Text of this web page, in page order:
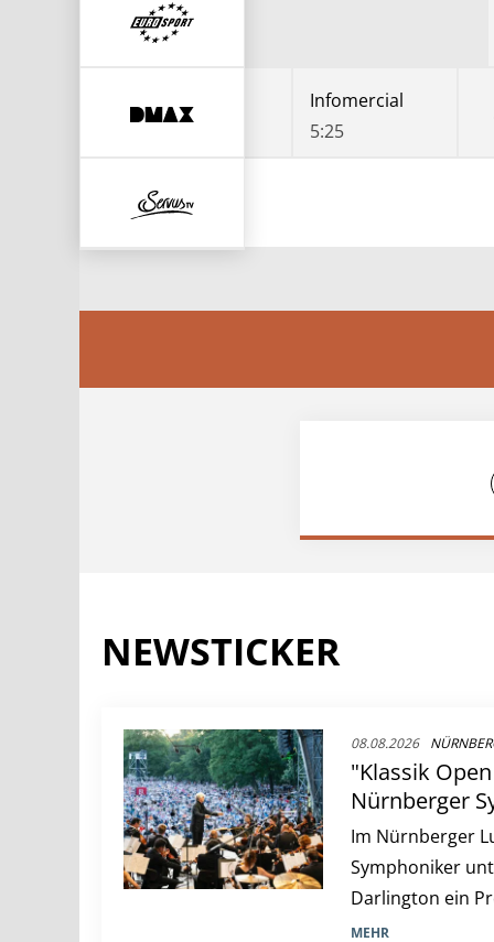
Infomercial
Infomercial
5:25
NEWSTICKER
08.08.2026
"Klassik
Nürnberger
Infos zum
Im Nürnberger
Symphoniker
Darlington ein
MEHR